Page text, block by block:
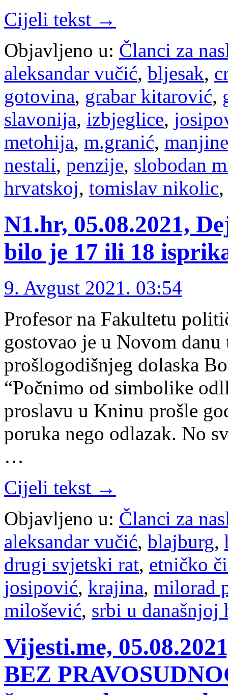
Cijeli tekst →
Objavljeno u: Članci za
aleksandar vučić, bljesak,
gotovina, grabar kitarović,
slavonija, izbjeglice,
metohija, m.granić, manjine
nestali, penzije, slobodan
hrvatskoj, tomislav nikolic
N1.hr, 05.08.2021,
bilo je 17 ili 18
9. Avgust 2021. 03:54
Profesor na Fakultetu
gostovao je u Novom
prošlogodišnjeg dolaska
“Počnimo od simbolike
proslavu u Kninu prošle
poruka nego odlazak. No
…
Cijeli tekst →
Objavljeno u: Članci za
aleksandar vučić, blajburg,
drugi svjetski rat, etničko
josipović, krajina, milorad
milošević, srbi u današnjoj
Vijesti.me,
BEZ